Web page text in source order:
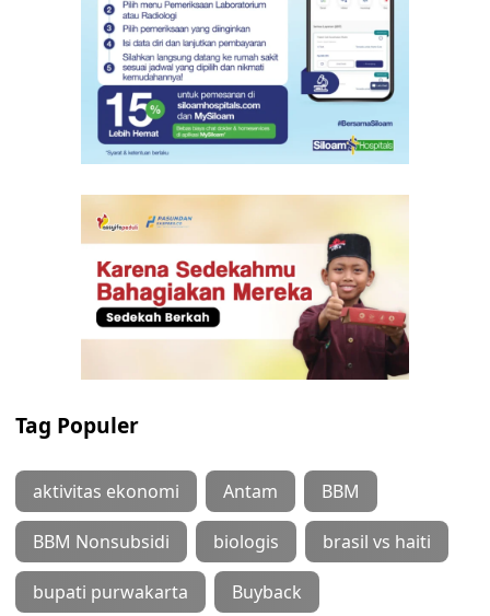
Tag Populer
aktivitas ekonomi Antam BBM
BBM Nonsubsidi biologis brasil vs haiti
bupati purwakarta Buyback